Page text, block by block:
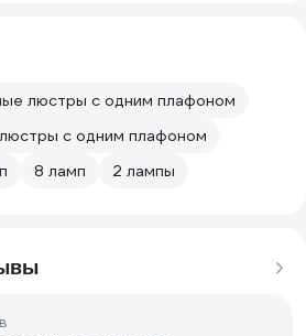
люстры с одним плафоном
с одним плафоном
8 ламп 2 лампы